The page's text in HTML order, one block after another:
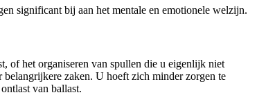
significant bij aan het mentale en emotionele welzijn.
of het organiseren van spullen die u eigenlijk niet
zaken. U hoeft zich minder zorgen te
van ballast.